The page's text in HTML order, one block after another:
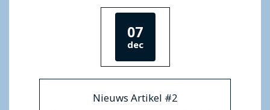
07
dec
Nieuws Artikel #2